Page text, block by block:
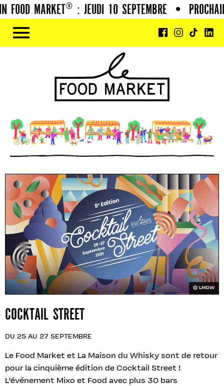
FOOD MARKET® : JEUDI 10 SEPTEMBRE •
© LMDW
COCKTAIL STREET
DU 25 AU 27 SEPTEMBRE
Le Food Market et La Maison du Whisky sont de retour
pour la cinquième édition de Cocktail Street !
L'événement Mixo et Food avec plus 30 bars